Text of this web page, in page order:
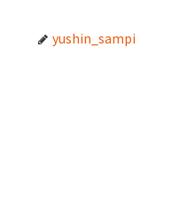
yushin_sampi